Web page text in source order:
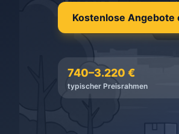
Kostenlose Angebote
740–3.220 €
typischer Preisrahmen